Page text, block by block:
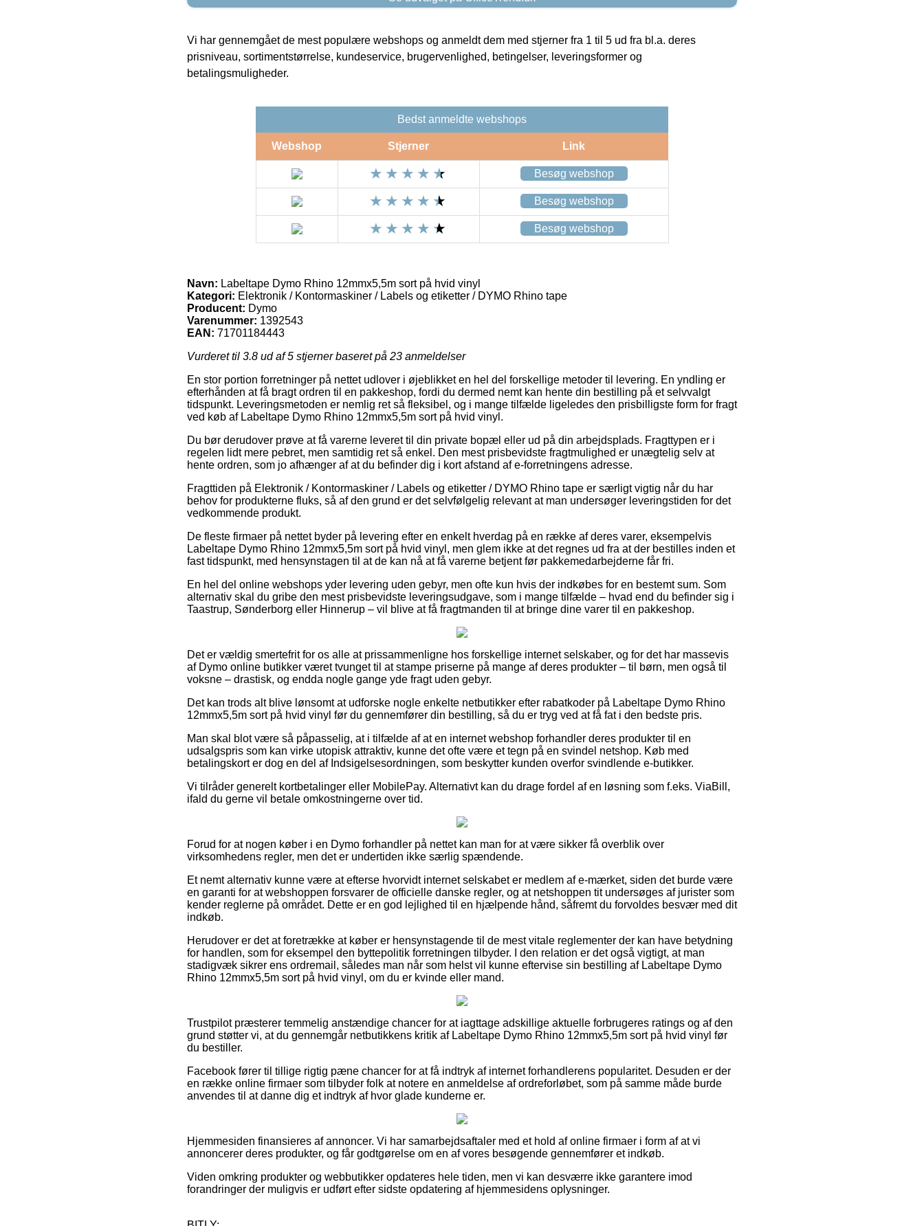
Vi har gennemgået de mest populære webshops og anmeldt dem med stjerner fra 1 til 5 ud fra bl.a. deres
prisniveau, sortimentstørrelse, kundeservice, brugervenlighed, betingelser, leveringsformer og
betalingsmuligheder.
Bedst anmeldte webshops
Webshop Stjerner Link
Besøg webshop
Besøg webshop
Besøg webshop
Navn: Labeltape Dymo Rhino 12mmx5,5m sort på hvid vinyl
Kategori: Elektronik / Kontormaskiner / Labels og etiketter / DYMO Rhino tape
Producent: Dymo
Varenummer: 1392543
EAN: 71701184443
Vurderet til 3.8 ud af 5 stjerner baseret på 23 anmeldelser
En stor portion forretninger på nettet udlover i øjeblikket en hel del forskellige metoder til levering. En yndling er
efterhånden at få bragt ordren til en pakkeshop, fordi du dermed nemt kan hente din bestilling på et selvvalgt
tidspunkt. Leveringsmetoden er nemlig ret så fleksibel, og i mange tilfælde ligeledes den prisbilligste form for fragt
ved køb af Labeltape Dymo Rhino 12mmx5,5m sort på hvid vinyl.
Du bør derudover prøve at få varerne leveret til din private bopæl eller ud på din arbejdsplads. Fragttypen er i
regelen lidt mere pebret, men samtidig ret så enkel. Den mest prisbevidste fragtmulighed er unægtelig selv at
hente ordren, som jo afhænger af at du befinder dig i kort afstand af e-forretningens adresse.
Fragttiden på Elektronik / Kontormaskiner / Labels og etiketter / DYMO Rhino tape er særligt vigtig når du har
behov for produkterne fluks, så af den grund er det selvfølgelig relevant at man undersøger leveringstiden for det
vedkommende produkt.
De fleste firmaer på nettet byder på levering efter en enkelt hverdag på en række af deres varer, eksempelvis
Labeltape Dymo Rhino 12mmx5,5m sort på hvid vinyl, men glem ikke at det regnes ud fra at der bestilles inden et
fast tidspunkt, med hensynstagen til at de kan nå at få varerne betjent før pakkemedarbejderne får fri.
En hel del online webshops yder levering uden gebyr, men ofte kun hvis der indkøbes for en bestemt sum. Som
alternativ skal du gribe den mest prisbevidste leveringsudgave, som i mange tilfælde – hvad end du befinder sig i
Taastrup, Sønderborg eller Hinnerup – vil blive at få fragtmanden til at bringe dine varer til en pakkeshop.
Det er vældig smertefrit for os alle at prissammenligne hos forskellige internet selskaber, og for det har massevis
af Dymo online butikker været tvunget til at stampe priserne på mange af deres produkter – til børn, men også til
voksne – drastisk, og endda nogle gange yde fragt uden gebyr.
Det kan trods alt blive lønsomt at udforske nogle enkelte netbutikker efter rabatkoder på Labeltape Dymo Rhino
12mmx5,5m sort på hvid vinyl før du gennemfører din bestilling, så du er tryg ved at få fat i den bedste pris.
Man skal blot være så påpasselig, at i tilfælde af at en internet webshop forhandler deres produkter til en
udsalgspris som kan virke utopisk attraktiv, kunne det ofte være et tegn på en svindel netshop. Køb med
betalingskort er dog en del af Indsigelsesordningen, som beskytter kunden overfor svindlende e-butikker.
Vi tilråder generelt kortbetalinger eller MobilePay. Alternativt kan du drage fordel af en løsning som f.eks. ViaBill,
ifald du gerne vil betale omkostningerne over tid.
Forud for at nogen køber i en Dymo forhandler på nettet kan man for at være sikker få overblik over
virksomhedens regler, men det er undertiden ikke særlig spændende.
Et nemt alternativ kunne være at efterse hvorvidt internet selskabet er medlem af e-mærket, siden det burde være
en garanti for at webshoppen forsvarer de officielle danske regler, og at netshoppen tit undersøges af jurister som
kender reglerne på området. Dette er en god lejlighed til en hjælpende hånd, såfremt du forvoldes besvær med dit
indkøb.
Herudover er det at foretrække at køber er hensynstagende til de mest vitale reglementer der kan have betydning
for handlen, som for eksempel den byttepolitik forretningen tilbyder. I den relation er det også vigtigt, at man
stadigvæk sikrer ens ordremail, således man når som helst vil kunne eftervise sin bestilling af Labeltape Dymo
Rhino 12mmx5,5m sort på hvid vinyl, om du er kvinde eller mand.
Trustpilot præsterer temmelig anstændige chancer for at iagttage adskillige aktuelle forbrugeres ratings og af den
grund støtter vi, at du gennemgår netbutikkens kritik af Labeltape Dymo Rhino 12mmx5,5m sort på hvid vinyl før
du bestiller.
Facebook fører til tillige rigtig pæne chancer for at få indtryk af internet forhandlerens popularitet. Desuden er der
en række online firmaer som tilbyder folk at notere en anmeldelse af ordreforløbet, som på samme måde burde
anvendes til at danne dig et indtryk af hvor glade kunderne er.
Hjemmesiden finansieres af annoncer. Vi har samarbejdsaftaler med et hold af online firmaer i form af at vi
annoncerer deres produkter, og får godtgørelse om en af vores besøgende gennemfører et indkøb.
Viden omkring produkter og webbutikker opdateres hele tiden, men vi kan desværre ikke garantere imod
forandringer der muligvis er udført efter sidste opdatering af hjemmesidens oplysninger.